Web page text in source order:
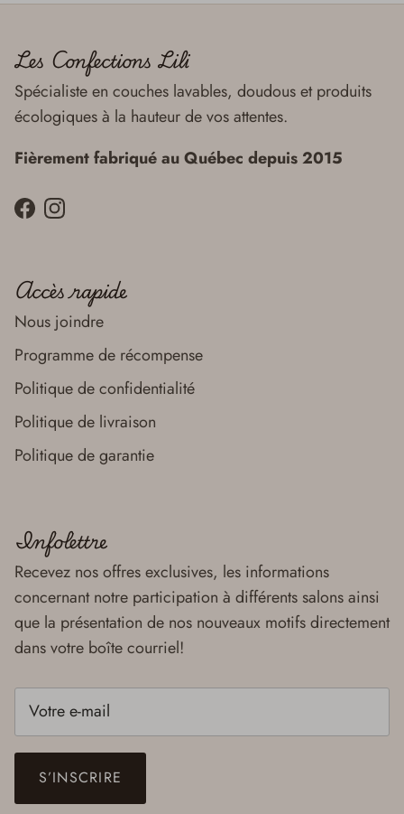
Les Confections Lili
Spécialiste en couches lavables, doudous et produits
écologiques à la hauteur de vos attentes.
Fièrement fabriqué au Québec depuis 2015
FacebookInstagram
Accès rapide
Nous joindre
Programme de récompense
Politique de confidentialité
Politique de livraison
Politique de garantie
Infolettre
Recevez nos offres exclusives, les informations
concernant notre participation à différents salons ainsi
que la présentation de nos nouveaux motifs directement
dans votre boîte courriel!
S’INSCRIRE